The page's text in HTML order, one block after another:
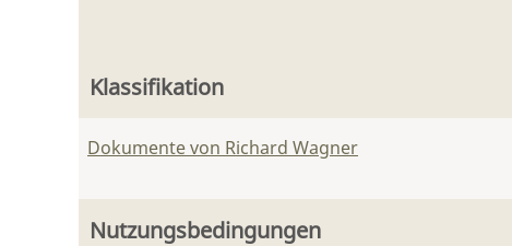
Klassifikation
Dokumente von Richard Wagner
Nutzungsbedingungen